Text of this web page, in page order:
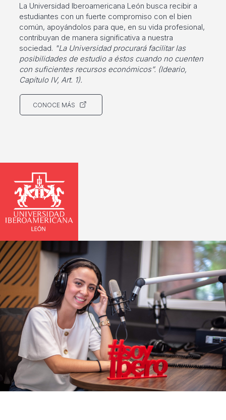
La Universidad Iberoamericana León busca recibir a
estudiantes con un fuerte compromiso con el bien
común, apoyándolos para que, en su vida profesional,
contribuyan de manera significativa a nuestra
sociedad. "La Universidad procurará facilitar las
posibilidades de estudio a éstos cuando no cuenten
con suficientes recursos económicos”. (Ideario,
Capítulo IV, Art. 1).
CONOCE MÁS